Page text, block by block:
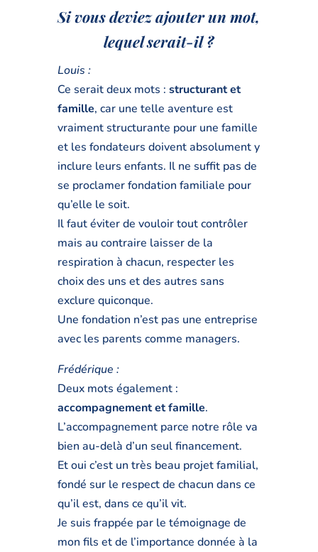
Si vous deviez ajouter un mot,
lequel serait-il ?
Louis :
Ce serait deux mots : structurant et
famille, car une telle aventure est
vraiment structurante pour une famille
et les fondateurs doivent absolument y
inclure leurs enfants. Il ne suffit pas de
se proclamer fondation familiale pour
qu’elle le soit.
Il faut éviter de vouloir tout contrôler
mais au contraire laisser de la
respiration à chacun, respecter les
choix des uns et des autres sans
exclure quiconque.
Une fondation n’est pas une entreprise
avec les parents comme managers.
Frédérique :
Deux mots également :
accompagnement et famille.
L’accompagnement parce notre rôle va
bien au-delà d’un seul financement.
Et oui c’est un très beau projet familial,
fondé sur le respect de chacun dans ce
qu’il est, dans ce qu’il vit.
Je suis frappée par le témoignage de
mon fils et de l’importance donnée à la